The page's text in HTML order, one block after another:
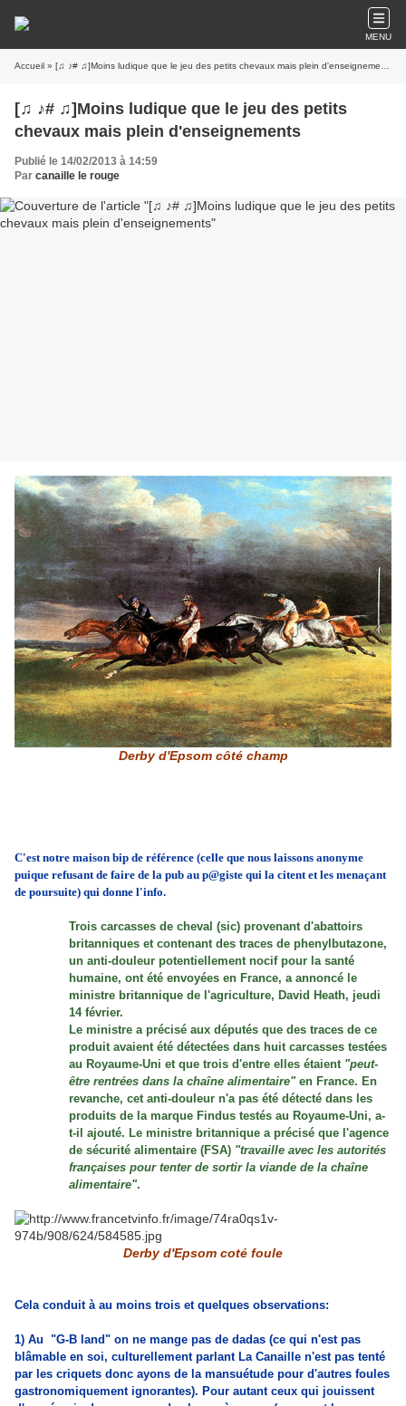
MENU
Accueil » [♫ ♪# ♫]Moins ludique que le jeu des petits chevaux mais plein d'enseignements
[♫ ♪# ♫]Moins ludique que le jeu des petits
chevaux mais plein d'enseignements
Publié le 14/02/2013 à 14:59
Par canaille le rouge
Derby d'Epsom côté champ
C'est notre maison bip de référence (celle que nous laissons anonyme
puique refusant de faire de la pub au p@giste qui la citent et les menaçant
de poursuite) qui donne l'info.
Trois carcasses de cheval (sic) provenant d'abattoirs
britanniques et contenant des traces de phenylbutazone,
un anti-douleur potentiellement nocif pour la santé
humaine, ont été envoyées en France, a annoncé le
ministre britannique de l'agriculture, David Heath, jeudi
14 février.
Le ministre a précisé aux députés que des traces de ce
produit avaient été détectées dans huit carcasses testées
au Royaume-Uni et que trois d'entre elles étaient "peut-
être rentrées dans la chaîne alimentaire"en France. En
revanche, cet anti-douleur n'a pas été détecté dans les
produits de la marque Findus testés au Royaume-Uni, a-
t-il ajouté. Le ministre britannique a précisé que l'agence
de sécurité alimentaire (FSA) "travaille avec les autorités
françaises pour tenter de sortir la viande de la chaîne
alimentaire".
Derby d'Epsom coté foule
Cela conduit à au moins trois et quelques observations:
1) Au "G-B land" on ne mange pas de dadas (ce qui n'est pas
blâmable en soi, culturellement parlant La Canaille n'est pas tenté
par les criquets donc ayons de la mansuétude pour d'autres foules
gastronomiquement ignorantes). Pour autant ceux qui jouissent